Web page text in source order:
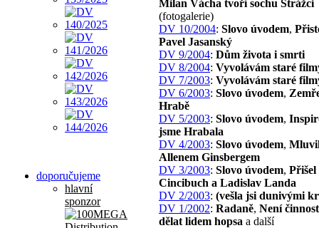
doporučujeme
hlavní
sponzor
Milan Vácha tvoří sochu Strážci
(fotogalerie)
DV 10/2004: Slovo úvodem,
Pavel Jasanský
DV 9/2004: Dům života i smrti
DV 8/2004: Vyvolávám staré
DV 7/2003: Vyvolávám staré
DV 6/2003: Slovo úvodem,
Hrabě
DV 5/2003: Slovo úvodem,
jsme Hrabala
DV 4/2003: Slovo úvodem,
Allenem Ginsbergem
DV 3/2003: Slovo úvodem, Přišel
Cincibuch a Ladislav Landa
DV 2/2003: (vešla jsi dunivými
DV 1/2002: Radaně, Není
dělat lidem hopsa a další